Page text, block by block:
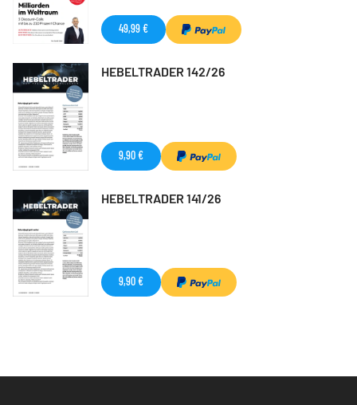
49,99 €
HEBELTRADER 142/26
9,90 €
HEBELTRADER 141/26
9,90 €